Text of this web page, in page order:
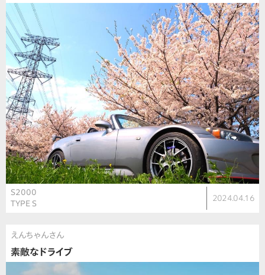
S2000
TYPE S
2024.04.16
えんちゃんさん
素敵なドライブ